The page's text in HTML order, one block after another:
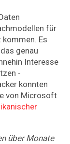
für
Es
genau
Interesse
-
konnten
von Microsoft
über Monate